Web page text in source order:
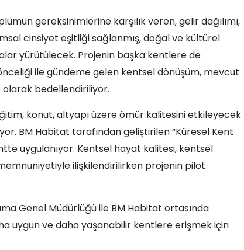
gereksinimlerine karşılık veren, gelir dağılımı,
cinsiyet eşitliği sağlanmış, doğal ve kültürel
yürütülecek. Projenin başka kentlere de
ile gündeme gelen kentsel dönüşüm, mevcut
olarak bedellendiriliyor.
konut, altyapı üzere ömür kalitesini etkileyecek
BM Habitat tarafından geliştirilen “Küresel Kent
uygulanıyor. Kentsel hayat kalitesi, kentsel
ilişkilendirilirken projenin pilot
Genel Müdürlüğü ile BM Habitat ortasında
uygun ve daha yaşanabilir kentlere erişmek için